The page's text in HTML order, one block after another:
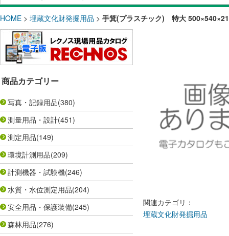
HOME > 埋蔵文化財発掘用品 > 手箕(プラスチック) 特大
商品カテゴリー
写真・記録用品(380)
測量用品・設計(451)
測定用品(149)
環境計測用品(209)
計測機器・試験機(246)
水質・水位測定用品(204)
安全用品・保護装備(245)
森林用品(276)
関連カテゴリ：
埋蔵文化財発掘用品